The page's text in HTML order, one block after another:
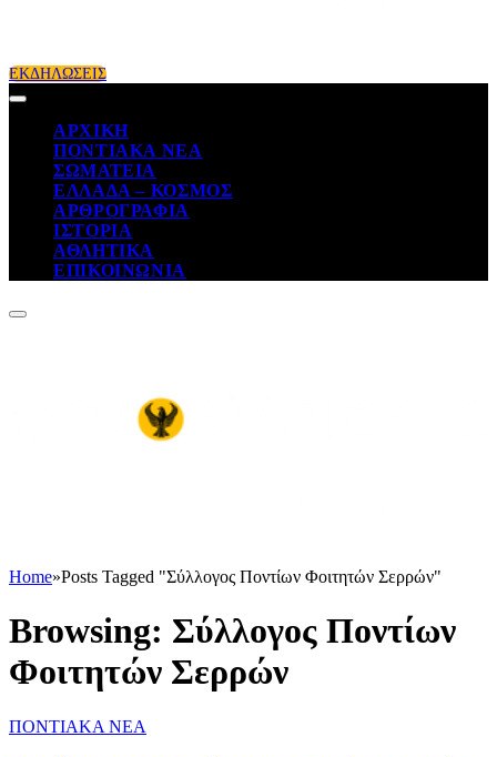
ΕΚΔΗΛΩΣΕΙΣ
ΑΡΧΙΚΗ
ΠΟΝΤΙΑΚΑ ΝΕΑ
ΣΩΜΑΤΕΙΑ
ΕΛΛΑΔΑ – ΚΟΣΜΟΣ
ΑΡΘΡΟΓΡΑΦΙΑ
ΙΣΤΟΡΙΑ
ΑΘΛΗΤΙΚΑ
ΕΠΙΚΟΙΝΩΝΙΑ
Home»Posts Tagged "Σύλλογος Ποντίων Φοιτητών Σερρών"
Browsing: Σύλλογος Ποντίων
Φοιτητών Σερρών
ΠΟΝΤΙΑΚΑ ΝΕΑ